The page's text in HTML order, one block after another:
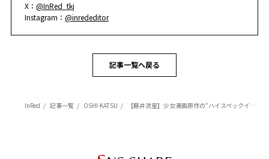
X：@InRed_tkj
Instagram：@inrededitor
記事一覧へ戻る
InRed 記事一覧 OSHI-KATSU 【藤井流星】少女漫画原作の“ハイスペックイケメン”役に胸キュン必至！「絶対に満足してもらえるように演じたい」